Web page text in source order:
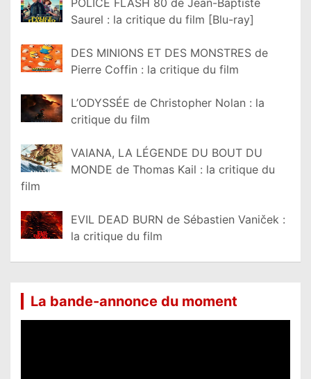
Saurel : la critique du film [Blu-ray]
DES MINIONS ET DES MONSTRES de
Pierre Coffin : la critique du film
L’ODYSSÉE de Christopher Nolan : la
critique du film
VAIANA, LA LÉGENDE DU BOUT DU
MONDE de Thomas Kail : la critique du
film
EVIL DEAD BURN de Sébastien Vaniček :
la critique du film
La bande-annonce du moment